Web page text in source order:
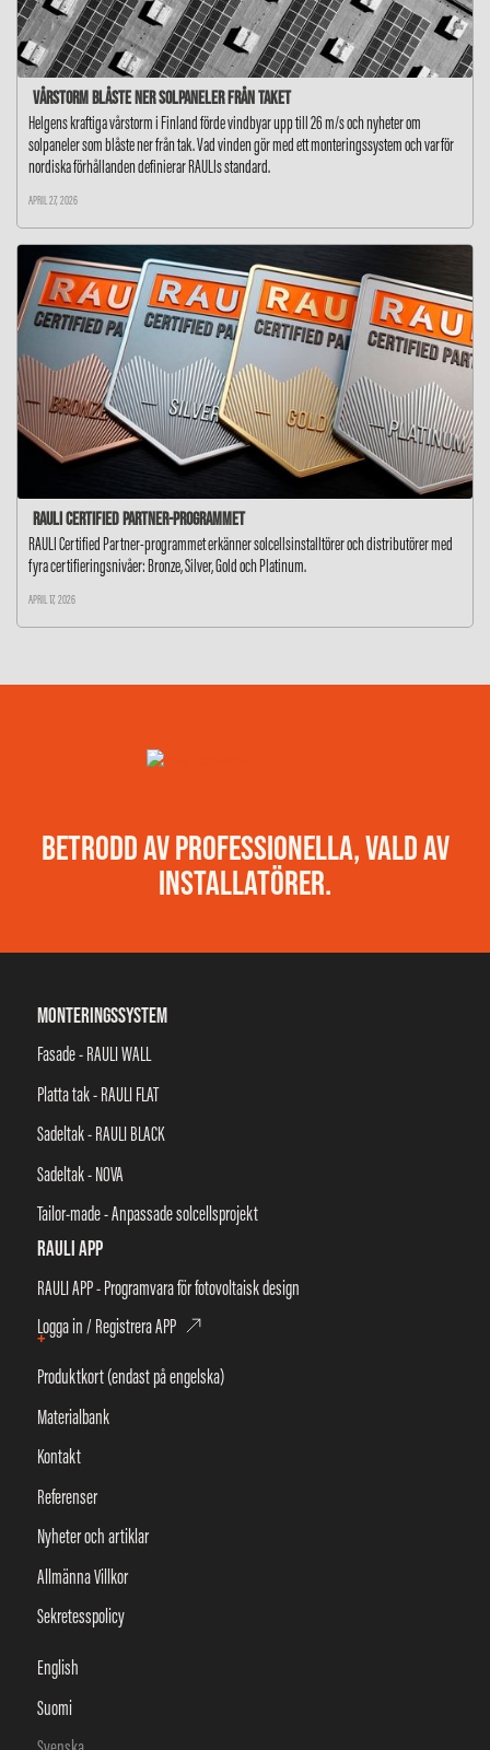
Vårstorm blåste ner solpaneler från taket
Helgens kraftiga vårstorm i Finland förde vindbyar upp till 26 m/s och nyheter om
solpaneler som blåste ner från tak. Vad vinden gör med ett monteringssystem och varför
nordiska förhållanden definierar RAULIs standard.
APRIL 27, 2026
RAULI Certified Partner-programmet
RAULI Certified Partner-programmet erkänner solcellsinstalltörer och distributörer med
fyra certifieringsnivåer: Bronze, Silver, Gold och Platinum.
APRIL 17, 2026
BETRODD AV PROFESSIONELLA, VALD AV
INSTALLATÖRER.
MONTERINGSSYSTEM
Fasade - RAULI WALL
Platta tak - RAULI FLAT
Sadeltak - RAULI BLACK
Sadeltak - NOVA
Tailor-made - Anpassade solcellsprojekt
RAULI APP
RAULI APP - Programvara för fotovoltaisk design
Logga in / Registrera APP
+
Produktkort (endast på engelska)
Materialbank
Kontakt
Referenser
Nyheter och artiklar
Allmänna Villkor
Sekretesspolicy
English
Suomi